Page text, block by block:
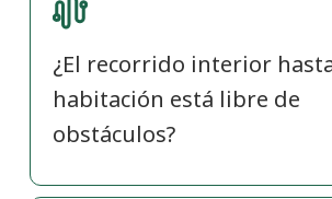
¿El recorrido interior
habitación está libre de
obstáculos?